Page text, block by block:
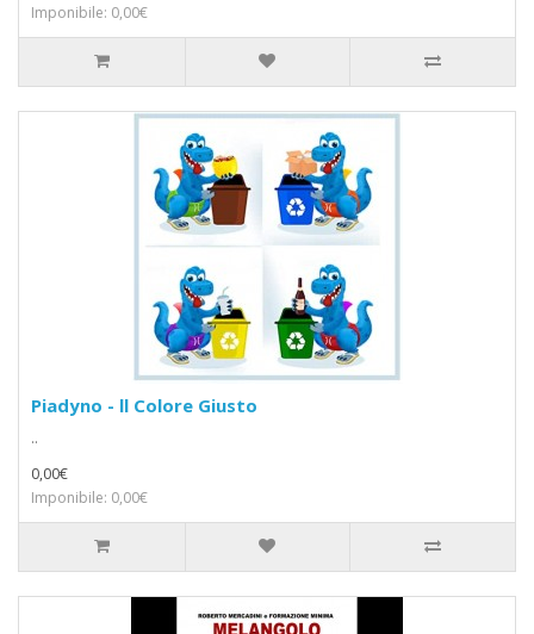
Imponibile: 0,00€
Piadyno - ll Colore Giusto
..
0,00€
Imponibile: 0,00€